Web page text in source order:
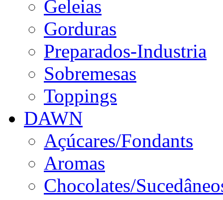
Geleias
Gorduras
Preparados-Industria
Sobremesas
Toppings
DAWN
Açúcares/Fondants
Aromas
Chocolates/